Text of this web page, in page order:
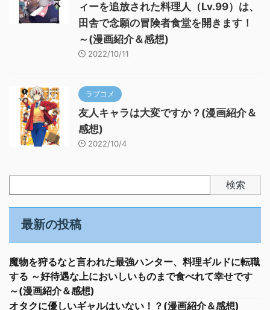
ィーを追放された料理人（Lv.99）は、
田舎で念願の冒険者食堂を開きます！
～(漫画紹介＆感想)
2022/10/11
ラブコメ
友人キャラは大変ですか？(漫画紹介＆
感想)
2022/10/4
検索
最新の投稿
魔物を狩るなと言われた最強ハンター、料理ギルドに転職
する ～好待遇な上においしいものまで食べれて幸せです
～(漫画紹介＆感想)
オタクに優しいギャルはいない！？(漫画紹介＆感想)